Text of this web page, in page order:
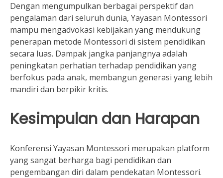
Dengan mengumpulkan berbagai perspektif dan
pengalaman dari seluruh dunia, Yayasan Montessori
mampu mengadvokasi kebijakan yang mendukung
penerapan metode Montessori di sistem pendidikan
secara luas. Dampak jangka panjangnya adalah
peningkatan perhatian terhadap pendidikan yang
berfokus pada anak, membangun generasi yang lebih
mandiri dan berpikir kritis.
Kesimpulan dan Harapan
Konferensi Yayasan Montessori merupakan platform
yang sangat berharga bagi pendidikan dan
pengembangan diri dalam pendekatan Montessori.